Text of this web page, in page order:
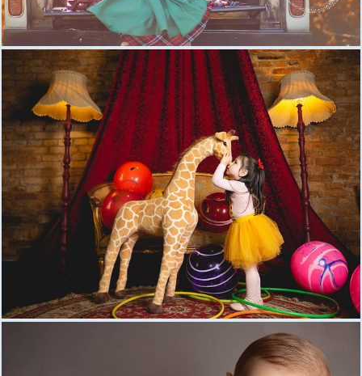
1419 0
1700 15